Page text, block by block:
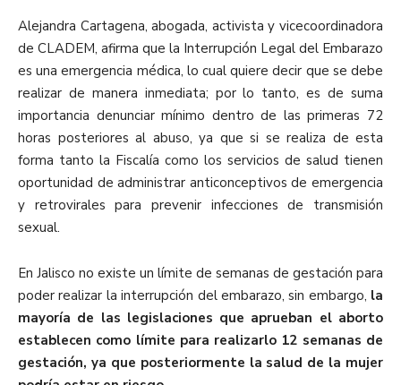
Alejandra Cartagena, abogada, activista y vicecoordinadora
de CLADEM, afirma que la Interrupción Legal del Embarazo
es una emergencia médica, lo cual quiere decir que se debe
realizar de manera inmediata; por lo tanto, es de suma
importancia denunciar mínimo dentro de las primeras 72
horas posteriores al abuso, ya que si se realiza de esta
forma tanto la Fiscalía como los servicios de salud tienen
oportunidad de administrar anticonceptivos de emergencia
y retrovirales para prevenir infecciones de transmisión
sexual.
En Jalisco no existe un límite de semanas de gestación para
poder realizar la interrupción del embarazo, sin embargo, la
mayoría de las legislaciones que aprueban el aborto
establecen como límite para realizarlo 12 semanas de
gestación, ya que posteriormente la salud de la mujer